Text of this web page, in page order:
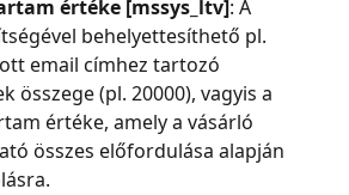
értéke [mssys_ltv]: A
behelyettesíthető pl.
email címhez tartozó
összege (pl. 20000), vagyis a
értéke, amely a vásárló
összes előfordulása alapján